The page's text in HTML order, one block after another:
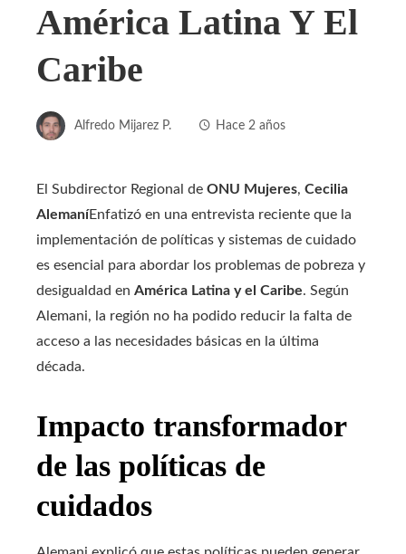
América Latina Y El
Caribe
Alfredo Mijarez P. Hace 2 años
El Subdirector Regional de ONU Mujeres, Cecilia
AlemaníEnfatizó en una entrevista reciente que la
implementación de políticas y sistemas de cuidado
es esencial para abordar los problemas de pobreza y
desigualdad en América Latina y el Caribe. Según
Alemani, la región no ha podido reducir la falta de
acceso a las necesidades básicas en la última
década.
Impacto transformador
de las políticas de
cuidados